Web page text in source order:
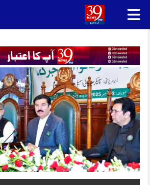
Skip
content